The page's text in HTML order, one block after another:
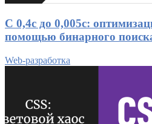
С 0,4с до 0,005с:
помощью бинарного
Web-разработка